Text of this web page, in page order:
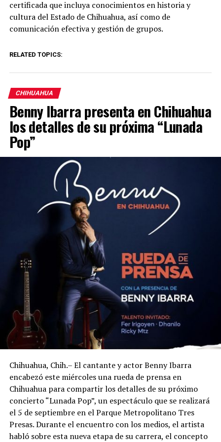
certificada que incluya conocimientos en historia y
cultura del Estado de Chihuahua, así como de
comunicación efectiva y gestión de grupos.
RELATED TOPICS:
CHIHUAHUA
Benny Ibarra presenta en Chihuahua
los detalles de su próxima “Lunada
Pop”
Chihuahua, Chih.– El cantante y actor Benny Ibarra
encabezó este miércoles una rueda de prensa en
Chihuahua para compartir los detalles de su próximo
concierto “Lunada Pop”, un espectáculo que se realizará
el 5 de septiembre en el Parque Metropolitano Tres
Presas. Durante el encuentro con los medios, el artista
habló sobre esta nueva etapa de su carrera, el concepto